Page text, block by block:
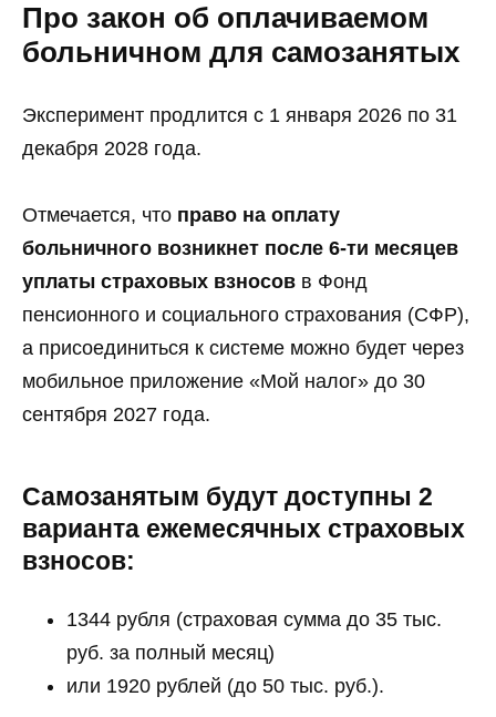
Про закон об оплачиваемом
больничном для самозанятых
Эксперимент продлится с 1 января 2026 по 31
декабря 2028 года.
Отмечается, что право на оплату
больничного возникнет после 6-ти месяцев
уплаты страховых взносов в Фонд
пенсионного и социального страхования (СФР),
а присоединиться к системе можно будет через
мобильное приложение «Мой налог» до 30
сентября 2027 года.
Самозанятым будут доступны 2
варианта ежемесячных страховых
взносов:
1344 рубля (страховая сумма до 35 тыс.
руб. за полный месяц)
или 1920 рублей (до 50 тыс. руб.).